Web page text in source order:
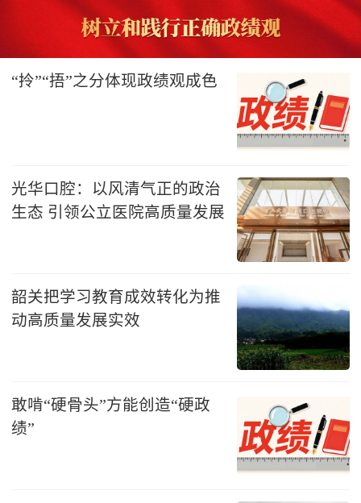
“拎”“捂”之分体现政绩观成色
光华口腔：以风清气正的政治
生态 引领公立医院高质量发展
韶关把学习教育成效转化为推
动高质量发展实效
敢啃“硬骨头”方能创造“硬政
绩”